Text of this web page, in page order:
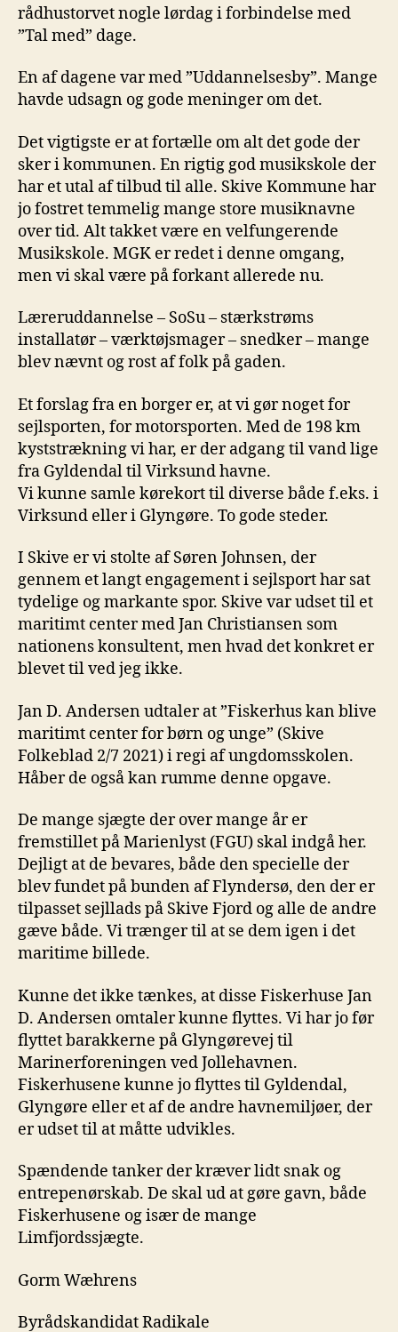
rådhustorvet nogle lørdag i forbindelse med
”Tal med” dage.
En af dagene var med ”Uddannelsesby”. Mange
havde udsagn og gode meninger om det.
Det vigtigste er at fortælle om alt det gode der
sker i kommunen. En rigtig god musikskole der
har et utal af tilbud til alle. Skive Kommune har
jo fostret temmelig mange store musiknavne
over tid. Alt takket være en velfungerende
Musikskole. MGK er redet i denne omgang,
men vi skal være på forkant allerede nu.
Læreruddannelse – SoSu – stærkstrøms
installatør – værktøjsmager – snedker – mange
blev nævnt og rost af folk på gaden.
Et forslag fra en borger er, at vi gør noget for
sejlsporten, for motorsporten. Med de 198 km
kyststrækning vi har, er der adgang til vand lige
fra Gyldendal til Virksund havne.
Vi kunne samle kørekort til diverse både f.eks. i
Virksund eller i Glyngøre. To gode steder.
I Skive er vi stolte af Søren Johnsen, der
gennem et langt engagement i sejlsport har sat
tydelige og markante spor. Skive var udset til et
maritimt center med Jan Christiansen som
nationens konsultent, men hvad det konkret er
blevet til ved jeg ikke.
Jan D. Andersen udtaler at ”Fiskerhus kan blive
maritimt center for børn og unge” (Skive
Folkeblad 2/7 2021) i regi af ungdomsskolen.
Håber de også kan rumme denne opgave.
De mange sjægte der over mange år er
fremstillet på Marienlyst (FGU) skal indgå her.
Dejligt at de bevares, både den specielle der
blev fundet på bunden af Flyndersø, den der er
tilpasset sejllads på Skive Fjord og alle de andre
gæve både. Vi trænger til at se dem igen i det
maritime billede.
Kunne det ikke tænkes, at disse Fiskerhuse Jan
D. Andersen omtaler kunne flyttes. Vi har jo før
flyttet barakkerne på Glyngørevej til
Marinerforeningen ved Jollehavnen.
Fiskerhusene kunne jo flyttes til Gyldendal,
Glyngøre eller et af de andre havnemiljøer, der
er udset til at måtte udvikles.
Spændende tanker der kræver lidt snak og
entrepenørskab. De skal ud at gøre gavn, både
Fiskerhusene og især de mange
Limfjordssjægte.
Gorm Wæhrens
Byrådskandidat Radikale